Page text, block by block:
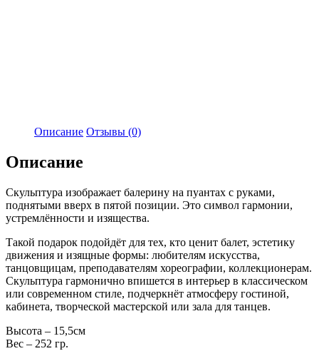
Описание Отзывы (0)
Описание
Скульптура изображает балерину на пуантах с руками,
поднятыми вверх в пятой позиции. Это символ гармонии,
устремлённости и изящества.
Такой подарок подойдёт для тех, кто ценит балет, эстетику
движения и изящные формы: любителям искусства,
танцовщицам, преподавателям хореографии, коллекционерам.
Скульптура гармонично впишется в интерьер в классическом
или современном стиле, подчеркнёт атмосферу гостиной,
кабинета, творческой мастерской или зала для танцев.
Высота – 15,5см
Вес – 252 гр.